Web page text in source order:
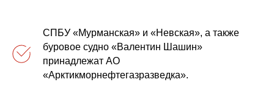
СПБУ «Мурманская» и «Невская», а также
буровое судно «Валентин Шашин»
принадлежат АО
«Арктикморнефтегазразведка».